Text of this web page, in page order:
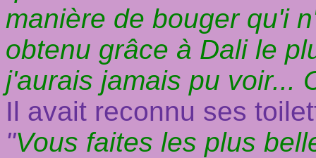
manière de bouger qu'i
obtenu grâce à Dali le
j'aurais jamais pu voir...
Il avait reconnu ses
"Vous faites les plus